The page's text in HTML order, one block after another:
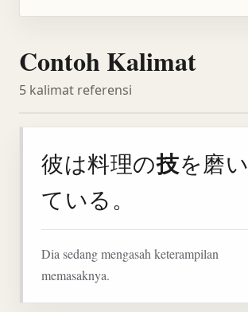
Contoh Kalimat
5 kalimat referensi
彼は料理の技を磨い
ている。
Dia sedang mengasah keterampilan
memasaknya.